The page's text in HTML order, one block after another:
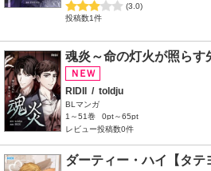
(3.0)
投稿数1件
魂炎～命の灯火が照らす
RIDIl / toldju
BLマンガ
1～51巻
0pt～65pt
レビュー投稿数0件
ダーティー・ハイ【タテ